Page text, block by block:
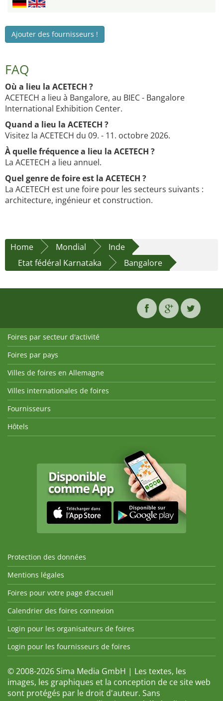
Ajouter des fournisseurs !
FAQ
Où a lieu la ACETECH ?
ACETECH a lieu à Bangalore, au BIEC - Bangalore
International Exhibition Center.
Quand a lieu la ACETECH ?
Visitez la ACETECH du 09. - 11. octobre 2026.
À quelle fréquence a lieu la ACETECH ?
La ACETECH a lieu annuel.
Quel genre de foire est la ACETECH ?
La ACETECH est une foire pour les secteurs suivants :
architecture, ingénieur et construction.
Home Mondial
Inde
Etat fédéral Karnataka
Bangalore
Foires par secteur d'activité
Foires par pays
Villes de foires en Allemagne
Villes internationales de foires
Fournisseurs
Hôtels
Protection des données
Mentions légales
Foires pour votre page d’accueil
Calendrier des foires connexion
Login pour les organisateurs de foires
Login pour les fournisseurs de foires
© 2008-2026 Sima Media GmbH | Les textes, les
images, les graphiques et la conception de ce site web
sont protégés par le droit d'auteur. Sans